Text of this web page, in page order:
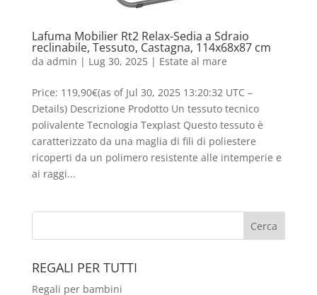
Lafuma Mobilier Rt2 Relax-Sedia a Sdraio
reclinabile, Tessuto, Castagna, 114x68x87 cm
da admin | Lug 30, 2025| Estate al mare
Price: 119,90€(as of Jul 30, 2025 13:20:32 UTC –
Details) Descrizione Prodotto Un tessuto tecnico
polivalente Tecnologia Texplast Questo tessuto è
caratterizzato da una maglia di fili di poliestere
ricoperti da un polimero resistente alle intemperie e
ai raggi...
REGALI PER TUTTI
Regali per bambini